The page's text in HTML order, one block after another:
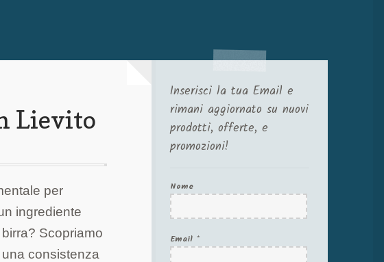
Lievito
per
ingrediente
Scopriamo
consistenza
Inserisci la tua Email e
rimani aggiornato su nuovi
prodotti, offerte, e
promozioni!
Nome
Email *